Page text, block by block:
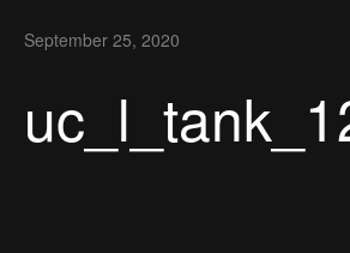
September 25, 2020